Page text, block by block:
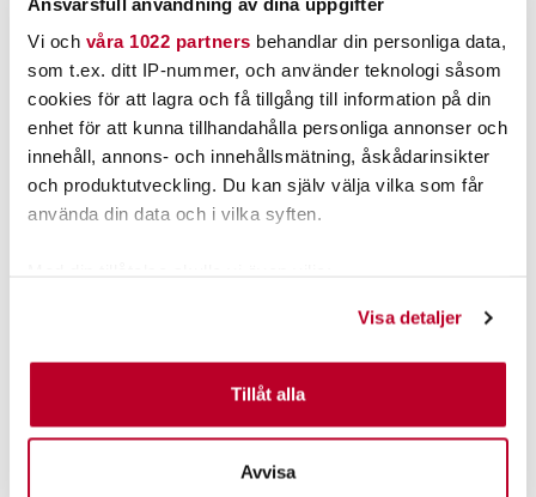
Vi och våra 1022 partners behandlar din personliga data,
som t.ex. ditt IP-nummer, och använder teknologi såsom
cookies för att lagra och få tillgång till information på din
enhet för att kunna tillhandahålla personliga annonser och
innehåll, annons- och innehållsmätning, åskådarinsikter
och produktutveckling. Du kan själv välja vilka som får
använda din data och i vilka syften.
Identifiera din enhet genom att aktivt skanna den för
specifika kännetecken (fingeravtryck)
Ta reda på mer om hur dina personliga uppgifter
Du kan ändra eller dra tillbaka ditt samtycke när som
Visa detaljer
Tillåt alla
Avvisa
Rek. 525,00 kr
TRAILERLINA Ø6MM X 12M MED
Rek. 555,00 kr